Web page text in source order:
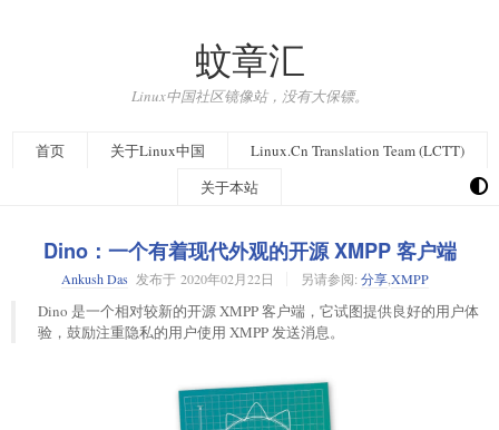
蚊章汇
Linux中国社区镜像站，没有大保镖。
首页 关于Linux中国
Linux.Cn Translation Team (LCTT)
关于本站
Dino：一个有着现代外观的开源 XMPP 客户端
Ankush Das 发布于 2020年02月22日 另请参阅: 分享XMPP
Dino 是一个相对较新的开源 XMPP 客户端，它试图提供良好的用户体
验，鼓励注重隐私的用户使用 XMPP 发送消息。